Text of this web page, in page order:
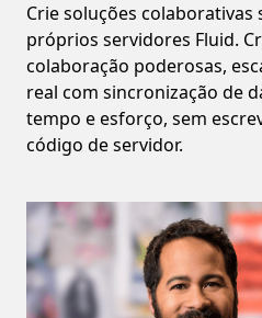
Crie soluções
próprios servidores Fluid.
colaboração poderosas,
real com sincronização de
tempo e esforço, sem
código de servidor.